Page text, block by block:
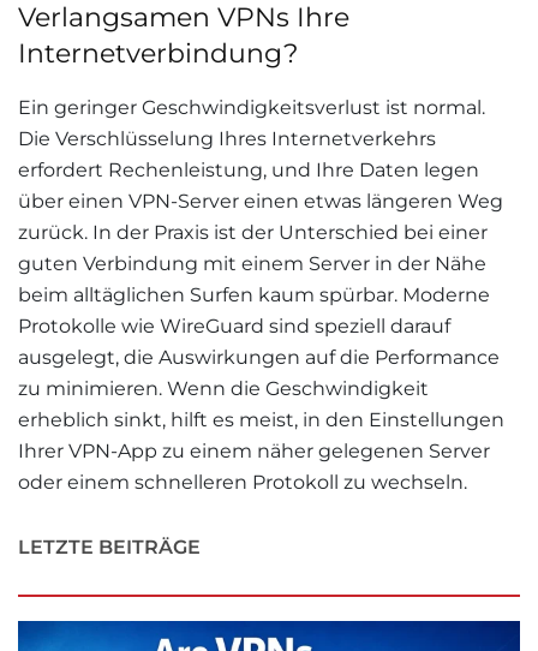
Verlangsamen VPNs Ihre
Internetverbindung?
Ein geringer Geschwindigkeitsverlust ist normal.
Die Verschlüsselung Ihres Internetverkehrs
erfordert Rechenleistung, und Ihre Daten legen
über einen VPN-Server einen etwas längeren Weg
zurück. In der Praxis ist der Unterschied bei einer
guten Verbindung mit einem Server in der Nähe
beim alltäglichen Surfen kaum spürbar. Moderne
Protokolle wie WireGuard sind speziell darauf
ausgelegt, die Auswirkungen auf die Performance
zu minimieren. Wenn die Geschwindigkeit
erheblich sinkt, hilft es meist, in den Einstellungen
Ihrer VPN-App zu einem näher gelegenen Server
oder einem schnelleren Protokoll zu wechseln.
LETZTE BEITRÄGE